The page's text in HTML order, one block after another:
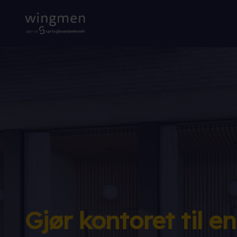
Suksesshistorier
Gjør kontoret til